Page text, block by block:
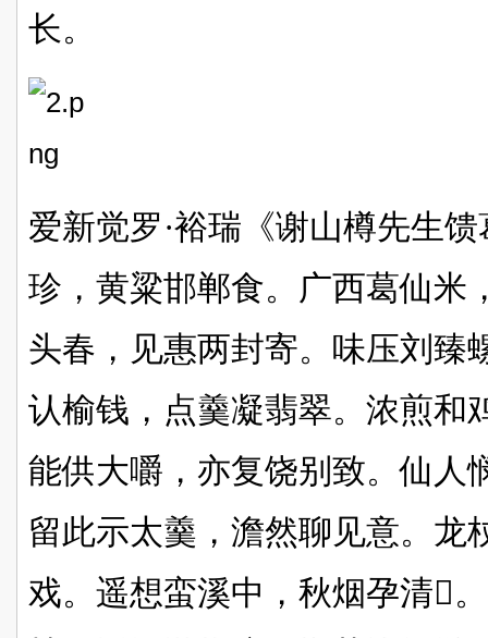
长。
爱新觉罗·裕瑞《谢山樽先生
珍，黄粱邯郸食。广西葛仙米
头春，见惠两封寄。味压刘臻
认榆钱，点羹凝翡翠。浓煎和
能供大嚼，亦复饶别致。仙人
留此示太羹，澹然聊见意。龙
戏。遥想蛮溪中，秋烟孕清𮤲